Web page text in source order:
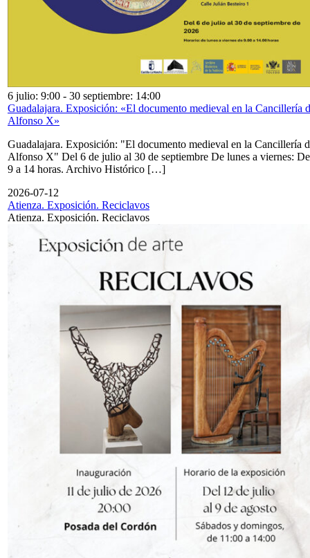
6 julio: 9:00 - 30 septiembre: 14:00
Guadalajara. Exposición: «El documento medieval en la Cancillería
Alfonso X»
Guadalajara. Exposición: "El documento medieval en la Cancillería
Alfonso X" Del 6 de julio al 30 de septiembre De lunes a viernes: De
9 a 14 horas. Archivo Histórico […]
2026-07-12
Atienza. Exposición. Reciclavos
Atienza. Exposición. Reciclavos